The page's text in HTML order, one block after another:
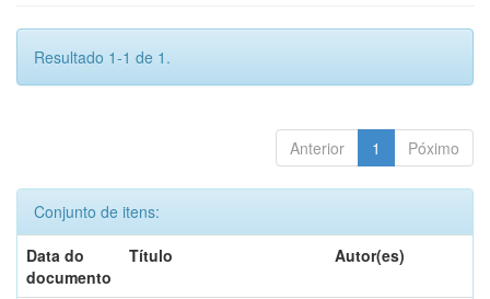
Resultado 1-1 de 1.
Anterior 1 Póximo
Conjunto de itens:
Data do
documento
Título Autor(es)